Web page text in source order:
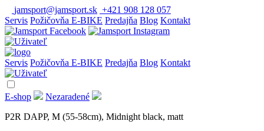
jamsport@jamsport.sk +421 908 128 057
Servis Požičovňa E-BIKE Predajňa Blog Kontakt
Servis Požičovňa E-BIKE Predajňa Blog Kontakt
E-shop
Nezaradené
P2R DAPP, M (55-58cm), Midnight black, matt